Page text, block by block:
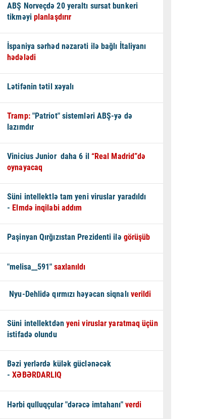
ABŞ Norveçdə 20 yeraltı sursat bunkeri
tikməyiplanlaşdırır
İspaniya sərhəd nəzarəti ilə bağlı İtaliyanı
hədələdi
Lətifənin tətil xəyalı
Tramp:"Patriot" sistemləri ABŞ-yə də
lazımdır
Vinicius Junior daha 6 il “Real Madrid”də
oynayacaq
Süni intellektlə tam yeni viruslar yaradıldı
- Elmdə inqilabi addım
Paşinyan Qırğızıstan Prezidenti ilə görüşüb
"melisa__591"saxlanıldı
Nyu-Dehlidə qırmızı həyəcan siqnalıverildi
Süni intellektdən yeni viruslar yaratmaq üçün
istifadə olundu
Bəzi yerlərdə külək güclənəcək
-XƏBƏRDARLIQ
Hərbi qulluqçular "dərəcə imtahanı"verdi